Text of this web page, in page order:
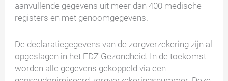
aanvullende gegevens uit meer dan 400 medische
registers en met genoomgegevens.
De declaratiegegevens van de zorgverzekering zijn al
opgeslagen in het FDZ Gezondheid. In de toekomst
worden alle gegevens gekoppeld via een